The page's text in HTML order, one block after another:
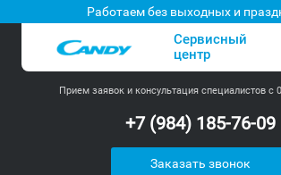
Работаем без выходных и
Сервисный
центр
Прием заявок и консультация специалистов с
+7 (984) 185-76-09
Заказать звонок